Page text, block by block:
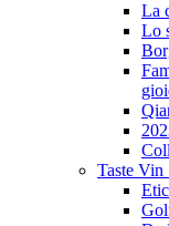
La
Lo
Taste Vin